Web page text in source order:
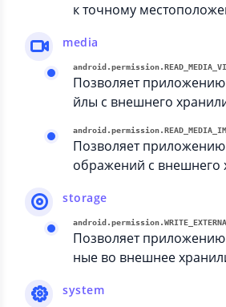
к точному
media
Позволяет приложению
йлы с внешнего
Позволяет приложению
ображений с внешнего
storage
Позволяет
ные во внешнее
system